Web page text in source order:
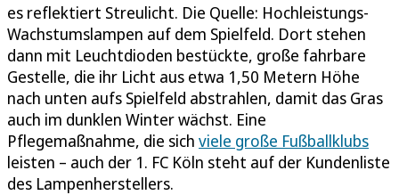
es reflektiert Streulicht. Die Quelle: Hochleistungs-
Wachstumslampen auf dem Spielfeld. Dort stehen
dann mit Leuchtdioden bestückte, große fahrbare
Gestelle, die ihr Licht aus etwa 1,50 Metern Höhe
nach unten aufs Spielfeld abstrahlen, damit das Gras
auch im dunklen Winter wächst. Eine
Pflegemaßnahme, die sich viele große Fußballklubs
leisten – auch der 1. FC Köln steht auf der Kundenliste
des Lampenherstellers.